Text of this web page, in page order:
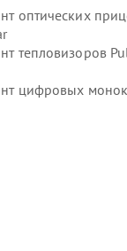
оптических
тепловизоров
цифровых